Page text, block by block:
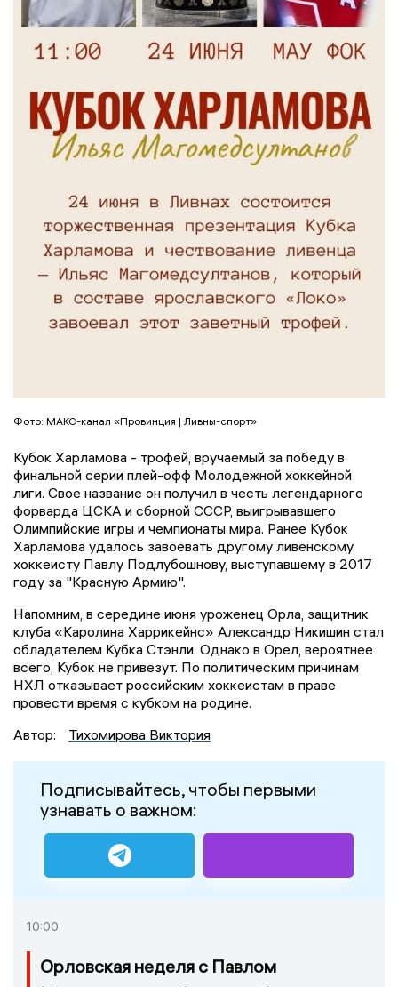
Фото: МАКС-канал «Провинция | Ливны-спорт»
Кубок Харламова - трофей, вручаемый за победу в
финальной серии плей-офф Молодежной хоккейной
лиги. Свое название он получил в честь легендарного
форварда ЦСКА и сборной СССР, выигрывавшего
Олимпийские игры и чемпионаты мира. Ранее Кубок
Харламова удалось завоевать другому ливенскому
хоккеисту Павлу Подлубошнову, выступавшему в 2017
году за "Красную Армию".
Напомним, в середине июня уроженец Орла, защитник
клуба «Каролина Харрикейнс» Александр Никишин стал
обладателем Кубка Стэнли. Однако в Орел, вероятнее
всего, Кубок не привезут. По политическим причинам
НХЛ отказывает российским хоккеистам в праве
провести время с кубком на родине.
Автор:
Тихомирова Виктория
Подписывайтесь, чтобы первыми
узнавать о важном:
10:00
Орловская неделя с Павлом